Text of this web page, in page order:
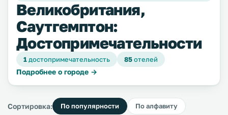
Великобритания,
Саутгемптон:
Достопримечательности
1достопримечательность 85отелей
Подробнее о городе →
Сортировка: По популярности По алфавиту